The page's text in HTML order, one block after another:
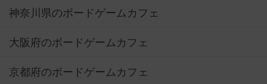
神奈川県のボードゲームカフェ
大阪府のボードゲームカフェ
京都府のボードゲームカフェ